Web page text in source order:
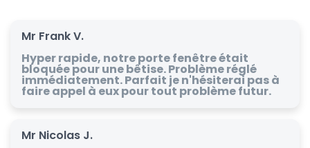
Mr Frank V.
Hyper rapide, notre porte fenêtre était
bloquée pour une bêtise. Problème réglé
immédiatement. Parfait je n'hésiterai pas à
faire appel à eux pour tout problème futur.
Mr Nicolas J.